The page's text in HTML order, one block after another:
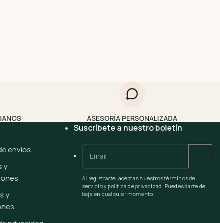
ASESORÍA PERSONALIZADA
envíos
y
y
Suscríbete a nuestro boletín
Al registrarte, aceptas nuestros términos de
servicio y política de privacidad. Puedes darte de
baja en cualquier momento.